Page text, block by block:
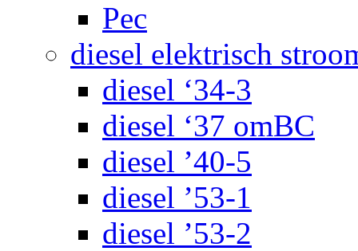
Pec
diesel elektrisch
diesel ‘34-3
diesel ‘37 omBC
diesel ’40-5
diesel ’53-1
diesel ’53-2